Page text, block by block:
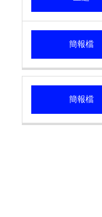
簡報檔
簡報檔